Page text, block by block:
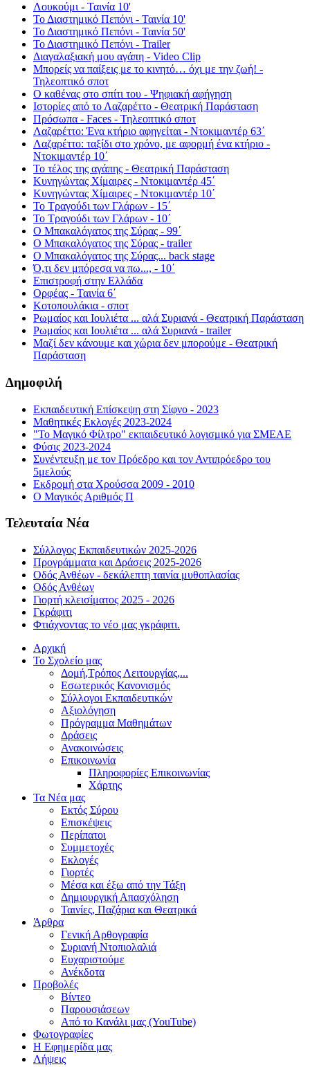
Λουκούμι - Ταινία 10'
Το Διαστημικό Πεπόνι - Ταινία 10'
Το Διαστημικό Πεπόνι - Ταινία 50'
Το Διαστημικό Πεπόνι - Trailer
Διαγαλαξιακή μου αγάπη - Video Clip
Μπορείς να παίξεις με το κινητό… όχι με την ζωή! -
Τηλεοπτικό σποτ
Ο καθένας στο σπίτι του - Ψηφιακή αφήγηση
Ιστορίες από το Λαζαρέττο - Θεατρική Παράσταση
Πρόσωπα - Faces - Τηλεοπτικό σποτ
Λαζαρέττο: Ένα κτήριο αφηγείται - Ντοκιμαντέρ 63΄
Λαζαρέττο: ταξίδι στο χρόνο, με αφορμή ένα κτήριο -
Ντοκιμαντέρ 10΄
Το τέλος της αγάπης - Θεατρική Παράσταση
Κυνηγώντας Χίμαιρες - Ντοκιμαντέρ 45΄
Κυνηγώντας Χίμαιρες - Ντοκιμαντέρ 10΄
Το Τραγούδι των Γλάρων - 15΄
Το Τραγούδι των Γλάρων - 10΄
Ο Μπακαλόγατος της Σύρας - 99΄
Ο Μπακαλόγατος της Σύρας - trailer
Ο Μπακαλόγατος της Σύρας... back stage
Ό,τι δεν μπόρεσα να πω..., - 10΄
Επιστροφή στην Ελλάδα
Ορφέας - Ταινία 6΄
Κοτοπουλάκια - σποτ
Ρωμαίος και Ιουλιέτα ... αλά Συριανά - Θεατρική Παράσταση
Ρωμαίος και Ιουλιέτα ... αλά Συριανά - trailer
Μαζί δεν κάνουμε και χώρια δεν μπορούμε - Θεατρική
Παράσταση
Δημοφιλή
Εκπαιδευτική Επίσκεψη στη Σίφνο - 2023
Μαθητικές Εκλογές 2023-2024
"Το Μαγικό Φίλτρο" εκπαιδευτικό λογισμικό για ΣΜΕΑΕ
Φύσις 2023-2024
Συνέντευξη με τον Πρόεδρο και τον Αντιπρόεδρο του
5μελούς
Εκδρομή στα Χρούσσα 2009 - 2010
Ο Μαγικός Αριθμός Π
Τελευταία Νέα
Σύλλογος Εκπαιδευτικών 2025-2026
Προγράμματα και Δράσεις 2025-2026
Οδός Ανθέων - δεκάλεπτη ταινία μυθοπλασίας
Οδός Ανθέων
Γιορτή κλεισίματος 2025 - 2026
Γκράφιτι
Φτιάχνοντας το νέο μας γκράφιτι.
Αρχική
Το Σχολείο μας
Δομή,Τρόπος Λειτουργίας,...
Εσωτερικός Κανονισμός
Σύλλογοι Εκπαιδευτικών
Αξιολόγηση
Πρόγραμμα Μαθημάτων
Δράσεις
Ανακοινώσεις
Επικοινωνία
Πληροφορίες Επικοινωνίας
Χάρτης
Τα Νέα μας
Εκτός Σύρου
Επισκέψεις
Περίπατοι
Συμμετοχές
Εκλογές
Γιορτές
Μέσα και έξω από την Τάξη
Δημιουργική Απασχόληση
Ταινίες, Παζάρια και Θεατρικά
Άρθρα
Γενική Αρθογραφία
Συριανή Ντοπιολαλιά
Ευχαριστούμε
Ανέκδοτα
Προβολές
Βίντεο
Παρουσιάσεων
Από το Κανάλι μας (YouTube)
Φωτογραφίες
Η Εφημερίδα μας
Λήψεις